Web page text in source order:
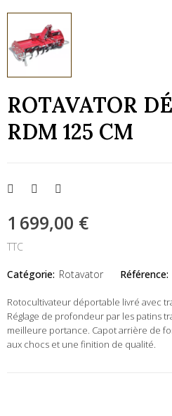
ROTAVATOR
RDM 125 CM
1 699,00 €
TTC
Catégorie: Rotavator Référence:
Rotocultivateur déportable livré avec
Réglage de profondeur par les patins
meilleure portance. Capot arrière de
aux chocs et une finition de qualité.